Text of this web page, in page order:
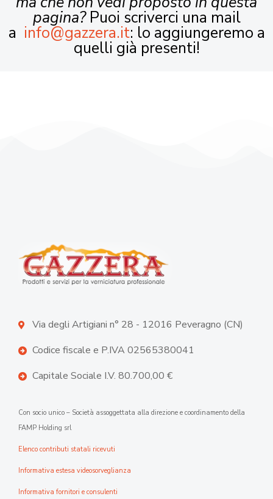
pagina?Puoi scriverci una mail
a info@gazzera.it: lo aggiungeremo a
quelli già presenti!
Via degli Artigiani n° 28 - 12016 Peveragno (CN)
Codice fiscale e P.IVA 02565380041
Capitale Sociale I.V. 80.700,00 €
Con socio unico – Società assoggettata alla direzione e coordinamento della
FAMP Holding srl
Elenco contributi statali ricevuti
Informativa estesa videosorveglianza
Informativa fornitori e consulenti